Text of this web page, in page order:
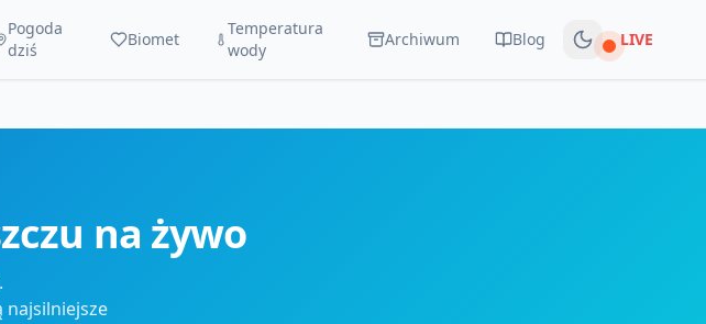
Pogoda
dziś
Biomet
Temperatura
wody
Archiwum Blog Na żywo
LIVE
na żywo
najsilniejsze